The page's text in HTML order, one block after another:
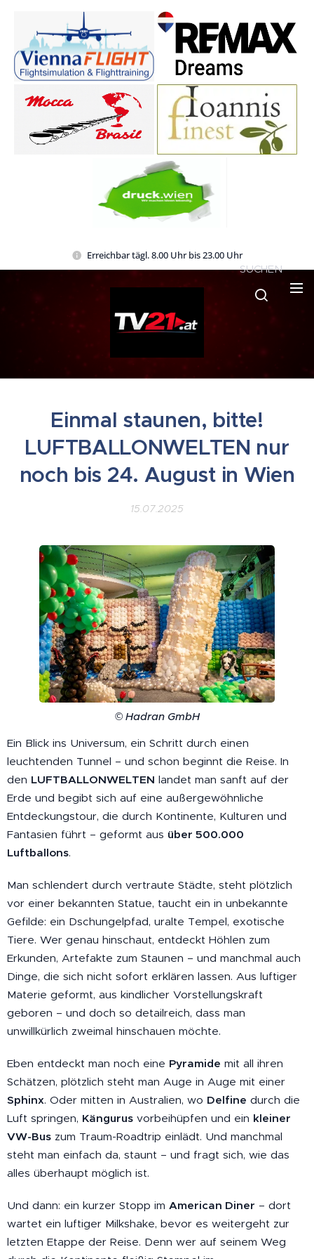
Erreichbar tägl. 8.00 Uhr bis 23.00 Uhr
SUCHEN
Einmal staunen, bitte!
LUFTBALLONWELTEN nur
noch bis 24. August in Wien
15.07.2025
© Hadran GmbH
Ein Blick ins Universum, ein Schritt durch einen
leuchtenden Tunnel – und schon beginnt die Reise. In
den LUFTBALLONWELTEN landet man sanft auf der
Erde und begibt sich auf eine außergewöhnliche
Entdeckungstour, die durch Kontinente, Kulturen und
Fantasien führt – geformt aus über 500.000
Luftballons.
Man schlendert durch vertraute Städte, steht plötzlich
vor einer bekannten Statue, taucht ein in unbekannte
Gefilde: ein Dschungelpfad, uralte Tempel, exotische
Tiere. Wer genau hinschaut, entdeckt Höhlen zum
Erkunden, Artefakte zum Staunen – und manchmal auch
Dinge, die sich nicht sofort erklären lassen. Aus luftiger
Materie geformt, aus kindlicher Vorstellungskraft
geboren – und doch so detailreich, dass man
unwillkürlich zweimal hinschauen möchte.
Eben entdeckt man noch eine Pyramide mit all ihren
Schätzen, plötzlich steht man Auge in Auge mit einer
Sphinx. Oder mitten in Australien, wo Delfine durch die
Luft springen, Kängurus vorbeihüpfen und ein kleiner
VW-Bus zum Traum-Roadtrip einlädt. Und manchmal
steht man einfach da, staunt – und fragt sich, wie das
alles überhaupt möglich ist.
Und dann: ein kurzer Stopp im American Diner – dort
wartet ein luftiger Milkshake, bevor es weitergeht zur
letzten Etappe der Reise. Denn wer auf seinem Weg